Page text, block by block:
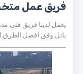
فريق عمل
يعمل لدينا فريق فني
بانل وفق أفضل الطرق